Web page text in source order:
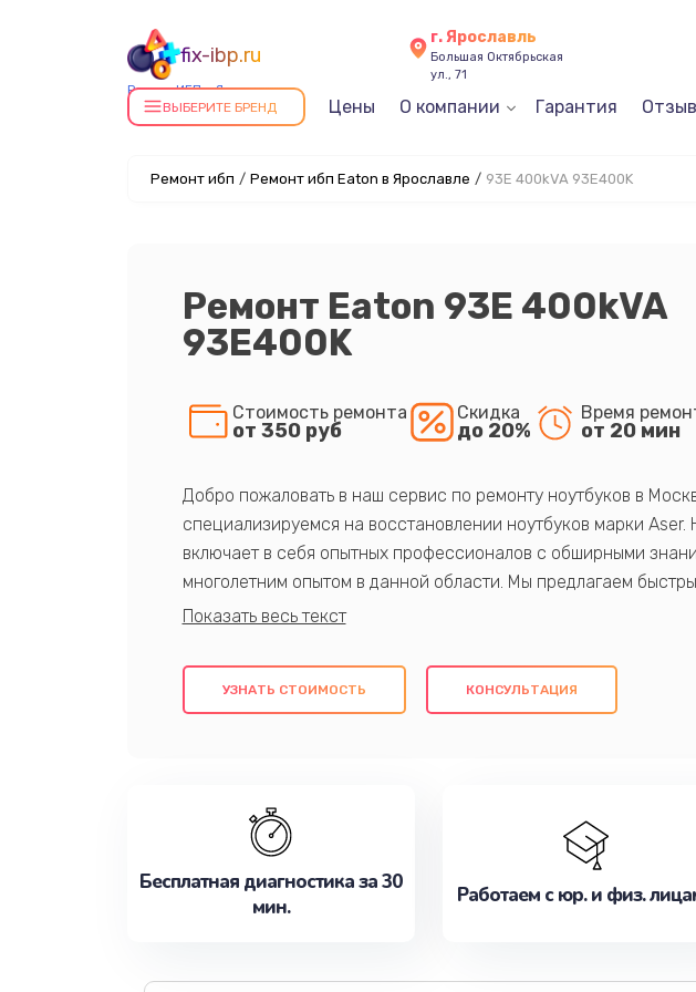
fix-ibp.ru
Ремонт ИБП в Ярославле
г. Ярославль
Большая Октябрьская
ул., 71
ВЫБЕРИТЕ БРЕНД Цены О компании Гарантия
Ремонт ибп / Ремонт ибп Eaton в Ярославле / 93E 400kVA 93E400K
Ремонт Eaton 93E 400kVA
93E400K
Стоимость ремонта
от 350 руб
Скидка
до 20%
Время
от 20 мин
Добро пожаловать в наш сервис по ремонту ноутбуков в
специализируемся на восстановлении ноутбуков марки
включает в себя опытных профессионалов с обширными
многолетним опытом в данной области. Мы предлагаем
качественный ремонт с использованием оригинальных
клиентам надежное и профессиональное обслуживание,
потребности наилучшим образом. Не медлите записаться на
УЗНАТЬ СТОИМОСТЬ КОНСУЛЬТАЦИЯ
Бесплатная диагностика за 30
мин.
Работаем с юр. и физ.